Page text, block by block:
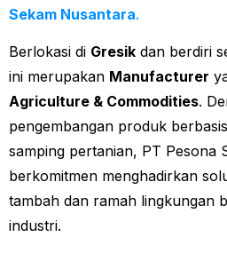
Sekam Nusantara.
Berlokasi di Gresik dan berdiri
ini merupakan Manufacturer
Agriculture & Commodities.
pengembangan produk
samping pertanian, PT Pesona
berkomitmen menghadirkan
tambah dan ramah lingkungan
industri.